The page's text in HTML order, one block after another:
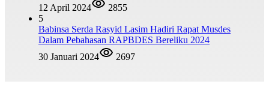
12 April 2024
2855
5
Babinsa Serda Rasyid Lasim Hadiri Rapat Musdes
Dalam Pebahasan RAPBDES Bereliku 2024
30 Januari 2024
2697